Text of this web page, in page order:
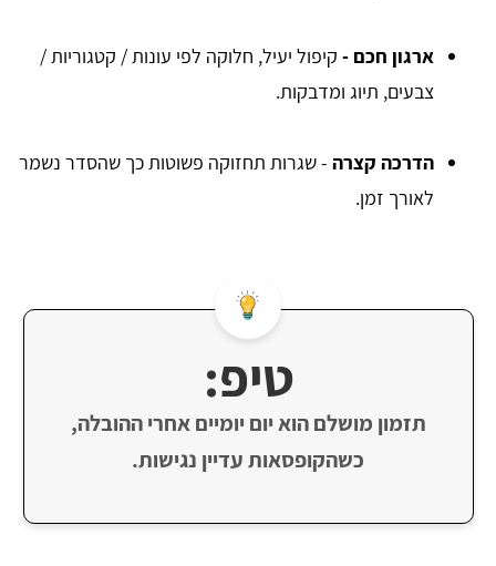
ארגון חכם - קיפול יעיל, חלוקה לפי עונות / קטגוריות /
צבעים, תיוג ומדבקות.
הדרכה קצרה - שגרות תחזוקה פשוטות כך שהסדר נשמר
לאורך זמן.
טיפ:
תזמון מושלם הוא יום יומיים אחרי ההובלה,
כשהקופסאות עדיין נגישות.